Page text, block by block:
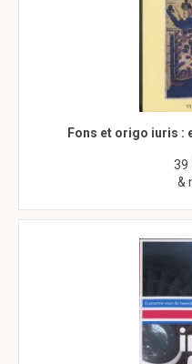
Fons et origo iuris :
39
&